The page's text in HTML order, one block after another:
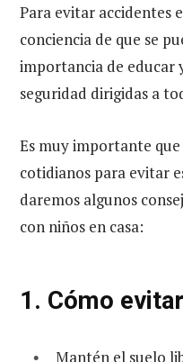
Para evitar accidentes
conciencia de que se
importancia de educar
seguridad dirigidas a
Es muy importante
cotidianos para evitar
daremos algunos
con niños en casa:
1. Cómo
Mantén el suelo